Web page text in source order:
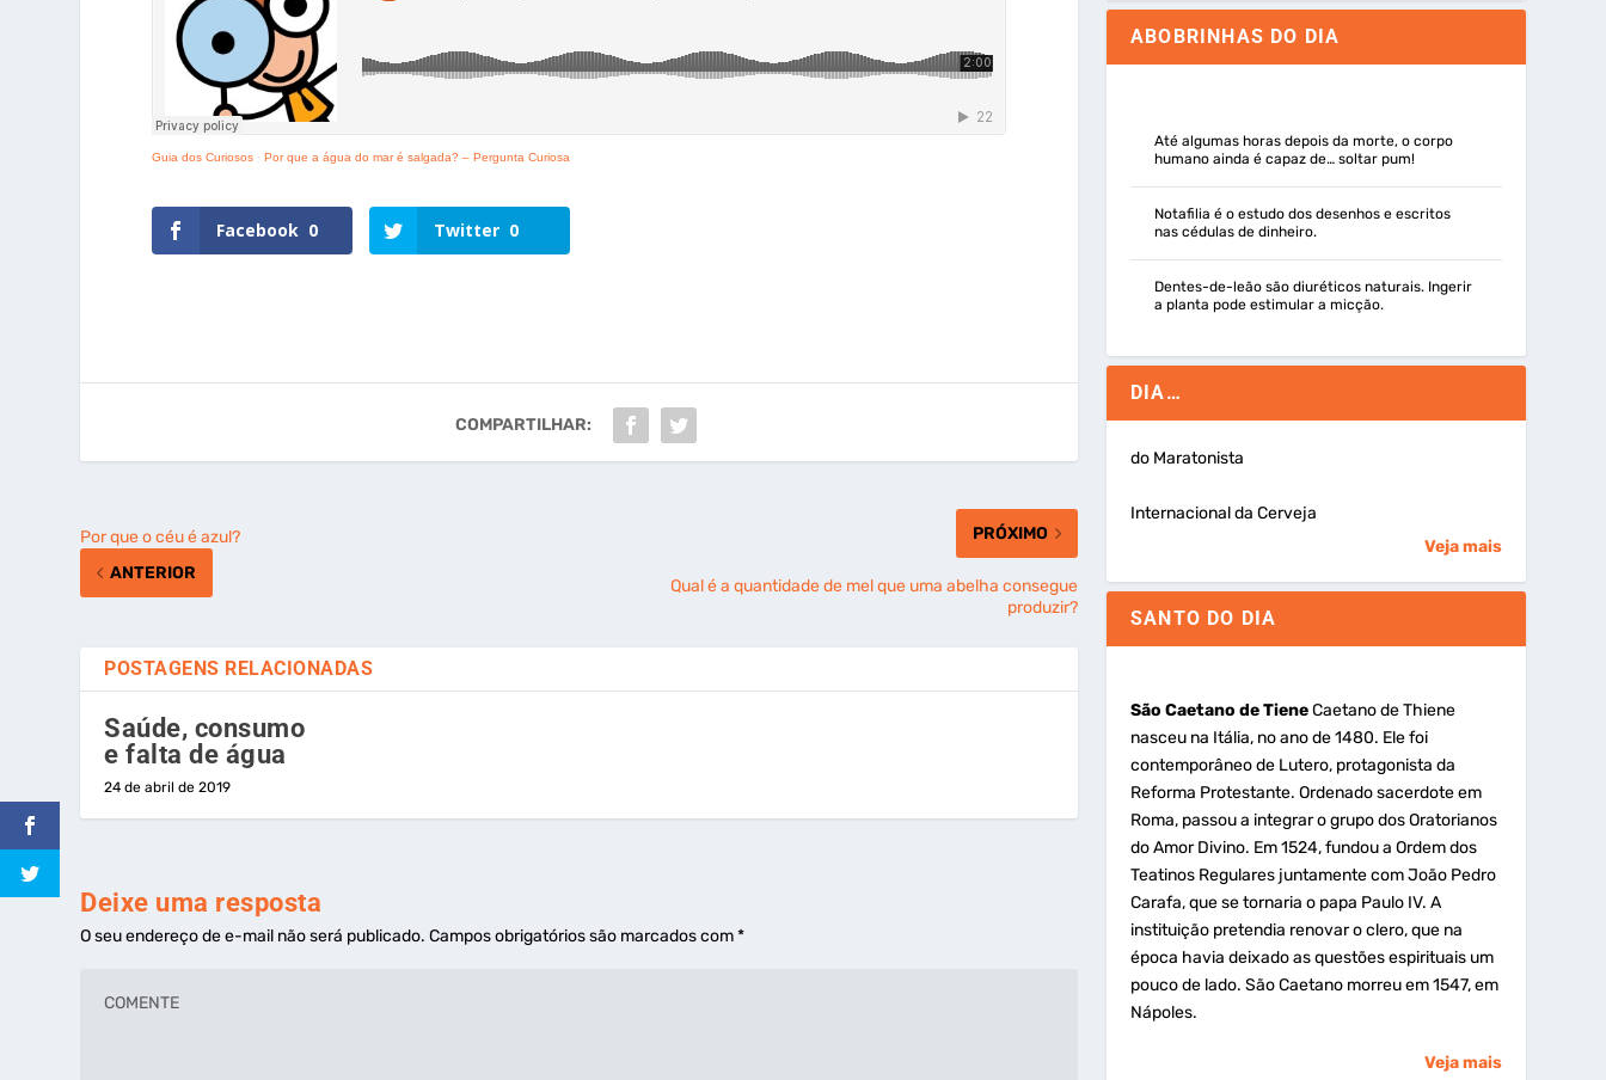
Guia dos Curiosos ·Por que a água do mar é salgada? – Pergunta Curiosa
Facebook 0 Twitter 0
COMPARTILHAR:
Por que o céu é azul?
ANTERIOR
PRÓXIMO
Qual é a quantidade de mel que uma abelha consegue
produzir?
POSTAGENS RELACIONADAS
Saúde, consumo
e falta de água
24 de abril de 2019
Deixe uma resposta
O seu endereço de e-mail não será publicado. Campos obrigatórios são marcados com*
ABOBRINHAS DO DIA
Até algumas horas depois da morte, o corpo
humano ainda é capaz de… soltar pum!
Notafilia é o estudo dos desenhos e escritos
nas cédulas de dinheiro.
Dentes-de-leão são diuréticos naturais. Ingerir
a planta pode estimular a micção.
DIA…
do Maratonista
Internacional da Cerveja
Veja mais
SANTO DO DIA
São Caetano de TieneCaetano de Thiene
nasceu na Itália, no ano de 1480. Ele foi
contemporâneo de Lutero, protagonista da
Reforma Protestante. Ordenado sacerdote em
Roma, passou a integrar o grupo dos Oratorianos
do Amor Divino. Em 1524, fundou a Ordem dos
Teatinos Regulares juntamente com João Pedro
Carafa, que se tornaria o papa Paulo IV. A
instituição pretendia renovar o clero, que na
época havia deixado as questões espirituais um
pouco de lado. São Caetano morreu em 1547, em
Nápoles.
Veja mais